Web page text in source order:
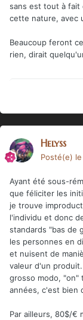
sans est tout à fait
cette nature, avec
Beaucoup feront
rien, dirait
Helyss
Posté(e)
Ayant été sous-
que féliciter les
je trouve
l'individu et donc
standards "bas de
les personnes en
et nuisent de
valeur d'un produit.
grosso modo, "on"
années, c'est bien
Par ailleurs, 80$/€